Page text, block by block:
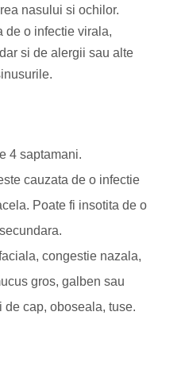
nasului si ochilor.
de o infectie virala,
si de alergii sau alte
4 saptamani.
cauzata de o infectie
Poate fi insotita de o
congestie nazala,
gros, galben sau
de cap, oboseala, tuse.